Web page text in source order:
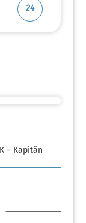
24
= Kapitän